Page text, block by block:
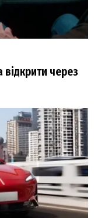
через